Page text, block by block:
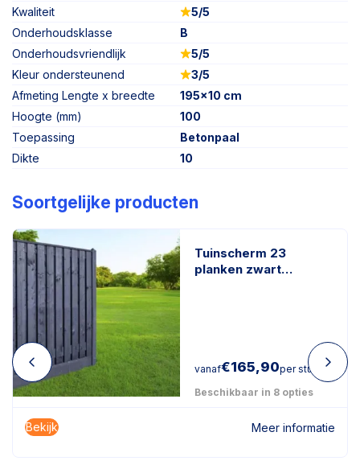
Kwaliteit
5/5
Onderhoudsklasse
B
Onderhoudsvriendlijk
5/5
Kleur ondersteunend
3/5
Afmeting Lengte x breedte
195x10 cm
Hoogte (mm)
100
Toepassing
Betonpaal
Dikte
10
Soortgelijke producten
Tuinscherm 23
planken zwart
vanaf€165,90per stuk
Beschikbaar in 8 opties
Bekijk Meer informatie